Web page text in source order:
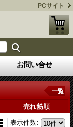
PCサイト
お問い合せ
一覧
売れ筋順
表示件数: